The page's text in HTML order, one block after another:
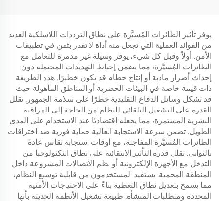
يوفر تأثير الطائرات المُسيَّرة على نطاق الترددات اللاسلكية العديد
من الفوائد العملية التي تجعل منه أداة لا تقدر بثمن في تطبيقات
الأمن. أولاً وقبل كل شيء، يوفر وسيلة غير مدمرة للتعامل مع
الطائرات المُسيَّرة، مما يضمن إحباط التهديدات المحتملة دون
إحداث أضرار مادية أو إنتاج حطام قد يكون خطيرًا. هذه الطريقة
ذات قيمة خاصة في البيئات الحضرية أو المناطق المأهولة حيث
قد تشكل وسائل الدفاع التقليدية خطرًا على سلامة الجمهور. تقلل
القدرة على التشغيل التلقائي للنظام من الحاجة إلى المراقبة
البشرية المستمرة، مما يجعله اقتصاديًا عند الاستخدام على المدى
الطويل. تضمن سرعة الاستجابة العالية حماية فورية ضد اختراقات
الطائرات المُسيَّرة المفاجئة، مع أوقات استجابة تقاس عادةً
بالثواني. تقلل قدرة التأثير الانتقائية على نطاق التكنولوجيا من
التدخل مع الأجهزة الإلكترونية أو نظم الاتصالات المشروعة داخل
المنطقة المحمية. يستفيد المستخدمون من قابلية توسيع النظام،
مما يسمح بتعديل نطاق التغطية بناءً على الاحتياجات الأمنية
المحددة ومتطلبات المنشأة. طبيعة تشغيل الأنظمة الحديثة بأنها